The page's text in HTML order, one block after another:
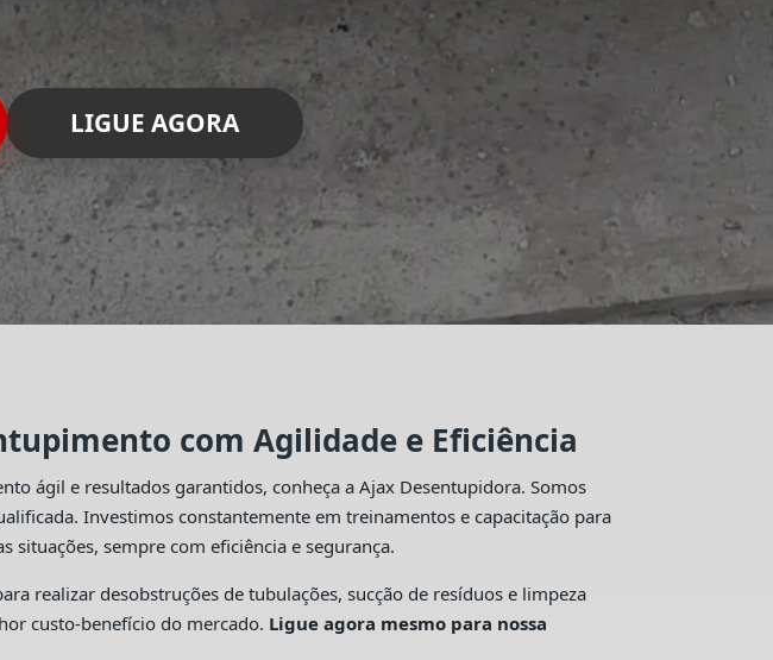
LIGUE AGORA
com Agilidade e Eficiência
ágil e resultados garantidos, conheça a Ajax Desentupidora. Somos
Investimos constantemente em treinamentos e capacitação para
situações, sempre com eficiência e segurança.
realizar desobstruções de tubulações, sucção de resíduos e limpeza
custo-benefício do mercado. Ligue agora mesmo para nossa